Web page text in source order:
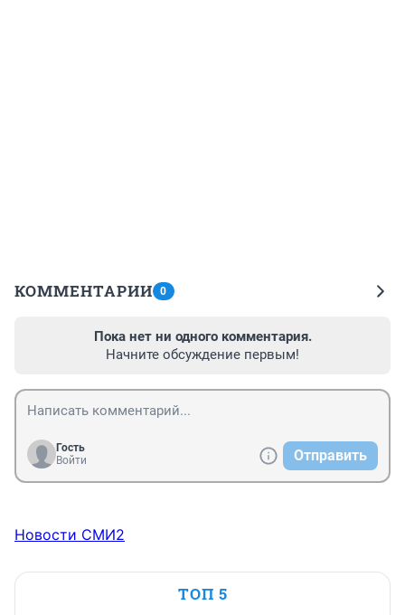
КОММЕНТАРИИ 0
Пока нет ни одного комментария.
Начните обсуждение первым!
Гость
Войти
Отправить
Новости СМИ2
ТОП 5